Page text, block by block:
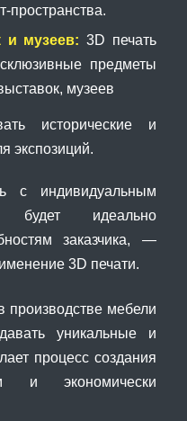
и музеев: 3D печать
предметы
музеев
исторические и
экспозиций.
с индивидуальным
будет идеально
заказчика, —
3D печати.
производстве мебели
уникальные и
процесс создания
и экономически